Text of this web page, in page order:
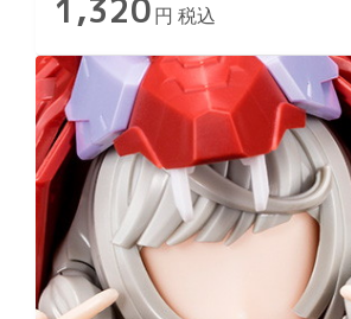
1,320 円 税込